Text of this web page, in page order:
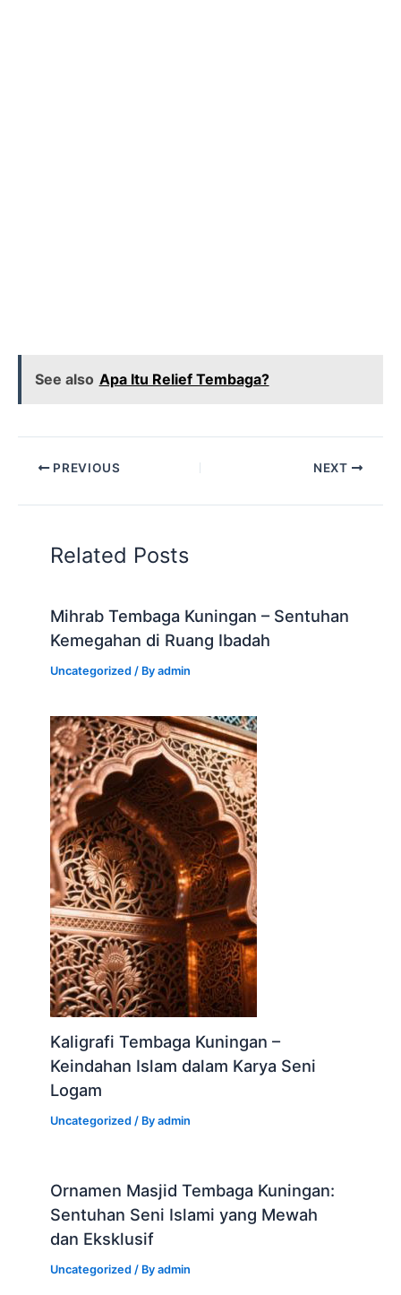
See also Apa Itu Relief Tembaga?
PREVIOUS NEXT
Related Posts
Mihrab Tembaga Kuningan – Sentuhan
Kemegahan di Ruang Ibadah
Uncategorized / Byadmin
Kaligrafi Tembaga Kuningan –
Keindahan Islam dalam Karya Seni
Logam
Uncategorized / Byadmin
Ornamen Masjid Tembaga Kuningan:
Sentuhan Seni Islami yang Mewah
dan Eksklusif
Uncategorized / Byadmin